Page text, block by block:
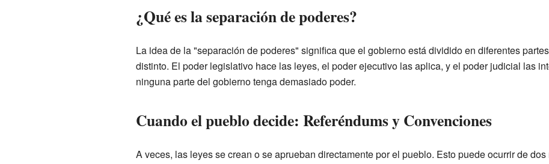
¿Qué es la separación de poderes?
La idea de la "separación de poderes" significa que el gobierno está dividido en diferentes
distinto. El poder legislativo hace las leyes, el poder ejecutivo las aplica, y el poder judicial las
ninguna parte del gobierno tenga demasiado poder.
Cuando el pueblo decide: Referéndums y Convenciones
A veces, las leyes se crean o se aprueban directamente por el pueblo. Esto puede ocurrir de dos